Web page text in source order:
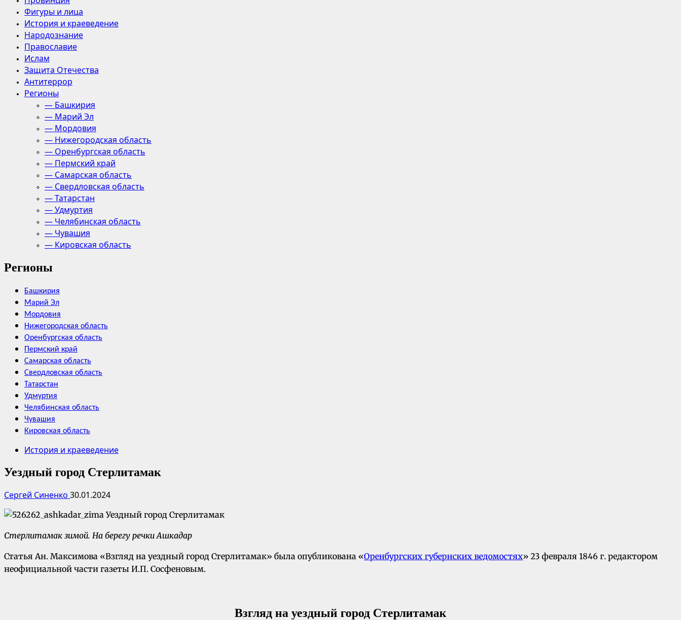
Фигуры и лица
История и краеведение
Народознание
Православие
Ислам
Защита Отечества
Антитеррор
Регионы
— Башкирия
— Марий Эл
— Мордовия
— Нижегородская область
— Оренбургская область
— Пермский край
— Самарская область
— Свердловская область
— Татарстан
— Удмуртия
— Челябинская область
— Чувашия
— Кировская область
Регионы
Башкирия
Марий Эл
Мордовия
Нижегородская область
Оренбургская область
Пермский край
Самарская область
Свердловская область
Татарстан
Удмуртия
Челябинская область
Чувашия
Кировская область
История и краеведение
Уездный город Стерлитамак
Сергей Синенко 30.01.2024
Стерлитамак зимой. На берегу речки Ашкадар
Статья Ан. Максимова «Взгляд на уездный город Стерлитамак» была опубликована «Оренбургских губернских ведомостях» 23 февраля 1846 г. редактором
неофициальной части газеты И.П. Сосфеновым.
Взгляд на уездный город Стерлитамак